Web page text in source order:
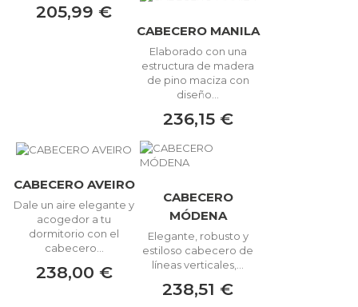
205,99 €
CABECERO MANILA
Elaborado con una
estructura de madera
de pino maciza con
diseño...
236,15 €
CABECERO AVEIRO
Dale un aire elegante y
acogedor a tu
dormitorio con el
cabecero...
238,00 €
CABECERO
MÓDENA
Elegante, robusto y
estiloso cabecero de
líneas verticales,...
238,51 €